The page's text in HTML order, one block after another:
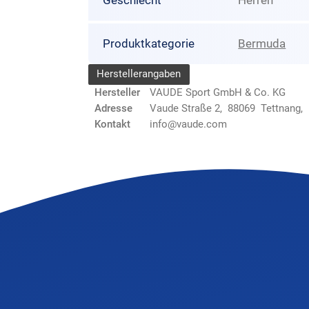
Produktkategorie Bermuda
Herstellerangaben
Hersteller
VAUDE Sport GmbH & Co. KG
Adresse
Vaude Straße 2, 88069 Tettnang,
Kontakt
info@vaude.com